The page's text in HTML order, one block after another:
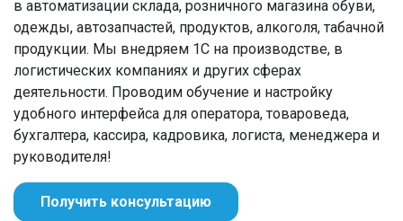
в автоматизации склада, розничного магазина обуви,
одежды, автозапчастей, продуктов, алкоголя, табачной
продукции. Мы внедряем 1С на производстве, в
логистических компаниях и других сферах
деятельности. Проводим обучение и настройку
удобного интерфейса для оператора, товароведа,
бухгалтера, кассира, кадровика, логиста, менеджера и
руководителя!
Получить консультацию